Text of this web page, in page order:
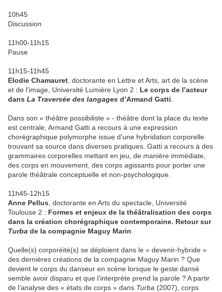
10h45
Discussion
11h00-11h15
Pause
11h15-11h45
Elodie Chamauret , doctorante en Lettre et Arts, art de la scène
et de l’image, Université Lumière Lyon 2 : Le corps de l’acteur
dans La Traversée des langages d’Armand Gatti
Dans son « théâtre possibiliste » - théâtre dont la place du texte
est centrale, Armand Gatti a recours à une expression
chorégraphique polymorphe issue d’une hybridation corporelle
trouvant sa source dans diverses pratiques. Gatti a recours à des
grammaires corporelles mettant en jeu, de manière immédiate,
des corps en mouvement, des corps agissants pour porter une
parole théâtrale conceptuelle et non-psychologique.
11h45-12h15
Anne Pellus , doctorante en Arts du spectacle, Université
Toulouse 2 : Formes et enjeux de la théâtralisation des corps
dans la création chorégraphique contemporaine. Retour sur
Turba de la compagnie Maguy Marin
Quelle(s) corporéité(s) se déploient dans le « devenir-hybride »
des dernières créations de la compagnie Maguy Marin ? Que
devient le corps du danseur en scène lorsque le geste dansé
semble avoir disparu et que l’interprète prend la parole ? A partir
de l’analyse des « états de corps » dans Turba (2007), corps